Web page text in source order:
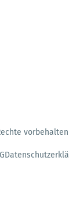
vorbehalten